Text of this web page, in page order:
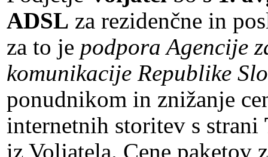
ADSL za rezidenčne in
za to je podpora Agencije
komunikacije Republike
ponudnikom in znižanje
internetnih storitev s strani
iz Voljatela. Cene paketov